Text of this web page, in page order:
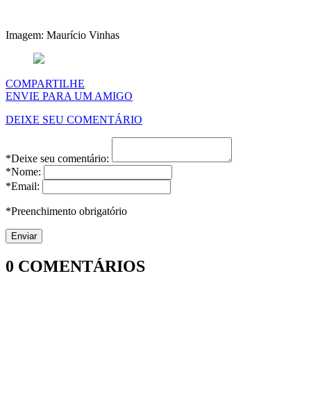
Imagem: Maurício Vinhas
COMPARTILHE
ENVIE PARA UM AMIGO
DEIXE SEU COMENTÁRIO
*Deixe seu comentário:
*Nome:
*Email:
*Preenchimento obrigatório
0 COMENTÁRIOS